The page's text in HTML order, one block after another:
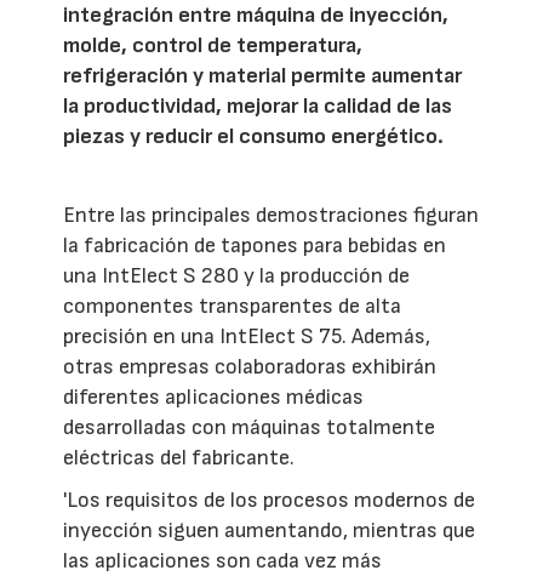
integración entre máquina de inyección,
molde, control de temperatura,
refrigeración y material permite aumentar
la productividad, mejorar la calidad de las
piezas y reducir el consumo energético.
Entre las principales demostraciones figuran
la fabricación de tapones para bebidas en
una IntElect S 280 y la producción de
componentes transparentes de alta
precisión en una IntElect S 75. Además,
otras empresas colaboradoras exhibirán
diferentes aplicaciones médicas
desarrolladas con máquinas totalmente
eléctricas del fabricante.
'Los requisitos de los procesos modernos de
inyección siguen aumentando, mientras que
las aplicaciones son cada vez más